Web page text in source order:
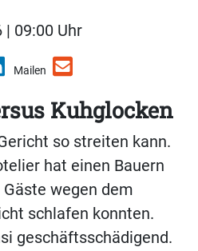
| 09:00 Uhr
Mailen
Kuhglocken
so streiten kann.
hat einen Bauern
wegen dem
schlafen konnten.
geschäftsschädigend.